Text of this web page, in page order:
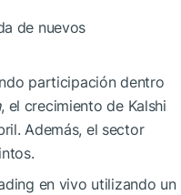
de nuevos
participación dentro
, el crecimiento de Kalshi
Además, el sector
en vivo utilizando un